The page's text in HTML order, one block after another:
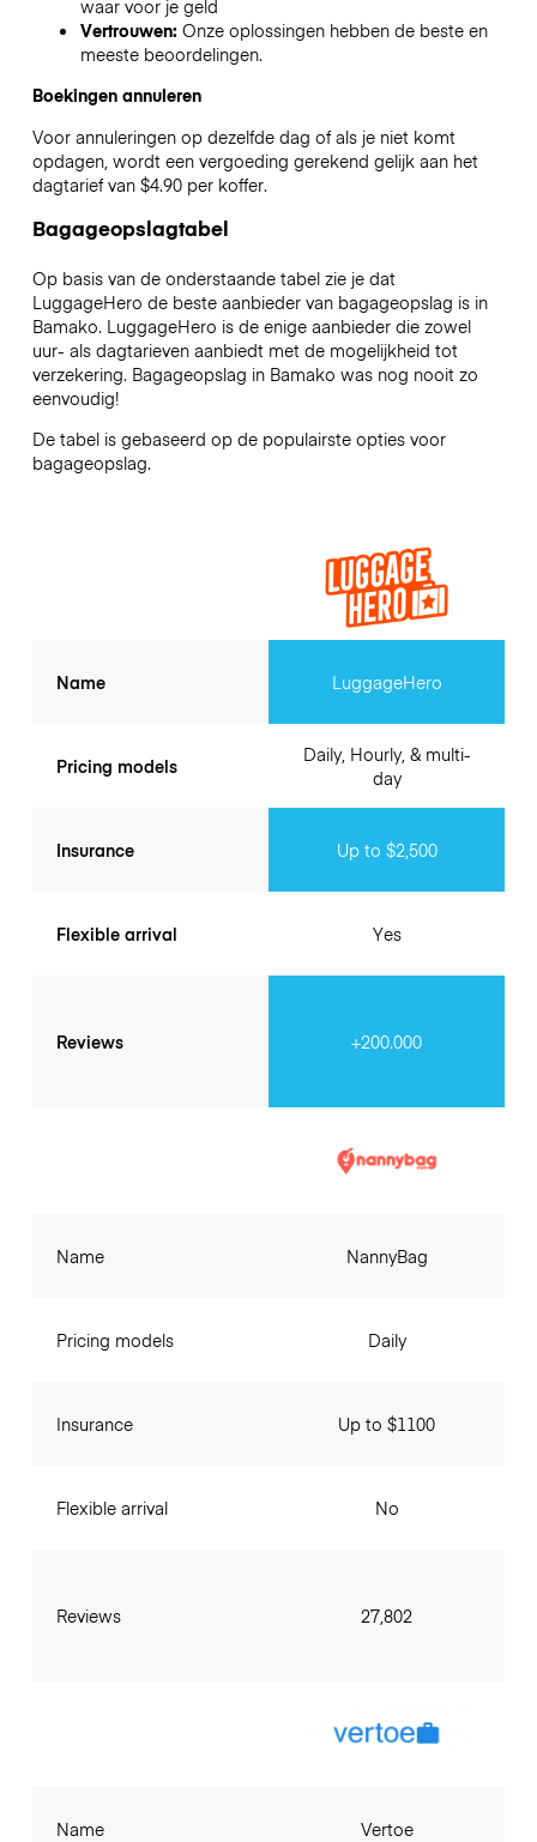
waar voor je geld
Vertrouwen: Onze oplossingen hebben de beste en
meeste beoordelingen.
Boekingen annuleren
Voor annuleringen op dezelfde dag of als je niet komt
opdagen, wordt een vergoeding gerekend gelijk aan het
dagtarief van $4.90 per koffer.
Bagageopslagtabel
Op basis van de onderstaande tabel zie je dat
LuggageHero de beste aanbieder van bagageopslag is in
Bamako. LuggageHero is de enige aanbieder die zowel
uur- als dagtarieven aanbiedt met de mogelijkheid tot
verzekering. Bagageopslag in Bamako was nog nooit zo
eenvoudig!
De tabel is gebaseerd op de populairste opties voor
bagageopslag.
Name
Pricing models
Insurance
Flexible arrival
Reviews
LuggageHero
Daily, Hourly, & multi-
day
Up to $2,500
Yes
+200.000
Name
Pricing models
Insurance
Flexible arrival
Reviews
NannyBag
Daily
Up to $1100
No
27,802
Name Vertoe